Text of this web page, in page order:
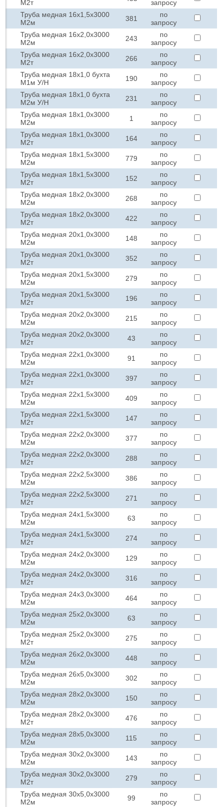
М2т
запросу
Труба медная 16х1,5х3000
М2м
381
по
запросу
Труба медная 16х2,0х3000
М2м
243
по
запросу
Труба медная 16х2,0х3000
М2т
266
по
запросу
Труба медная 18х1,0 бухта
М1м У/Н
190
по
запросу
Труба медная 18х1,0 бухта
М2м У/Н
231
по
запросу
Труба медная 18х1,0х3000
М2м
1
по
запросу
Труба медная 18х1,0х3000
М2т
164
по
запросу
Труба медная 18х1,5х3000
М2м
779
по
запросу
Труба медная 18х1,5х3000
М2т
152
по
запросу
Труба медная 18х2,0х3000
М2м
268
по
запросу
Труба медная 18х2,0х3000
М2т
422
по
запросу
Труба медная 20х1,0х3000
М2м
148
по
запросу
Труба медная 20х1,0х3000
М2т
352
по
запросу
Труба медная 20х1,5х3000
М2м
279
по
запросу
Труба медная 20х1,5х3000
М2т
196
по
запросу
Труба медная 20х2,0х3000
М2м
215
по
запросу
Труба медная 20х2,0х3000
М2т
43
по
запросу
Труба медная 22х1,0х3000
М2м
91
по
запросу
Труба медная 22х1,0х3000
М2т
397
по
запросу
Труба медная 22х1,5х3000
М2м
409
по
запросу
Труба медная 22х1,5х3000
М2т
147
по
запросу
Труба медная 22х2,0х3000
М2м
377
по
запросу
Труба медная 22х2,0х3000
М2т
288
по
запросу
Труба медная 22х2,5х3000
М2м
386
по
запросу
Труба медная 22х2,5х3000
М2т
271
по
запросу
Труба медная 24х1,5х3000
М2м
63
по
запросу
Труба медная 24х1,5х3000
М2т
274
по
запросу
Труба медная 24х2,0х3000
М2м
129
по
запросу
Труба медная 24х2,0х3000
М2т
316
по
запросу
Труба медная 24х3,0х3000
М2м
464
по
запросу
Труба медная 25х2,0х3000
М2м
63
по
запросу
Труба медная 25х2,0х3000
М2т
275
по
запросу
Труба медная 26х2,0х3000
М2м
448
по
запросу
Труба медная 26х5,0х3000
М2м
302
по
запросу
Труба медная 28х2,0х3000
М2м
150
по
запросу
Труба медная 28х2,0х3000
М2т
476
по
запросу
Труба медная 28х5,0х3000
М2м
115
по
запросу
Труба медная 30х2,0х3000
М2м
143
по
запросу
Труба медная 30х2,0х3000
М2т
279
по
запросу
Труба медная 30х5,0х3000
М2м
99
по
запросу